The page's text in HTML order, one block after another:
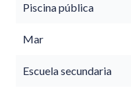
Piscina pública
Mar
Escuela secundaria